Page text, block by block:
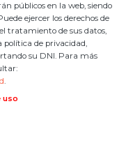
públicos en la web, siendo
ejercer los derechos de
tratamiento de sus datos,
política de privacidad,
su DNI. Para más
.
uso